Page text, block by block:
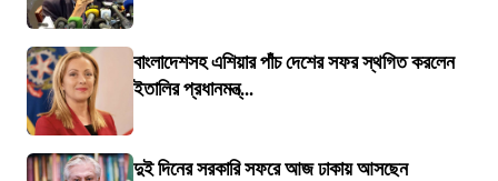
বাংলাদেশসহ এশিয়ার পাঁচ দেশের সফর স্থগিত করলেন
ইতালির প্রধানমন্ত্...
দুই দিনের সরকারি সফরে আজ ঢাকায় আসছেন